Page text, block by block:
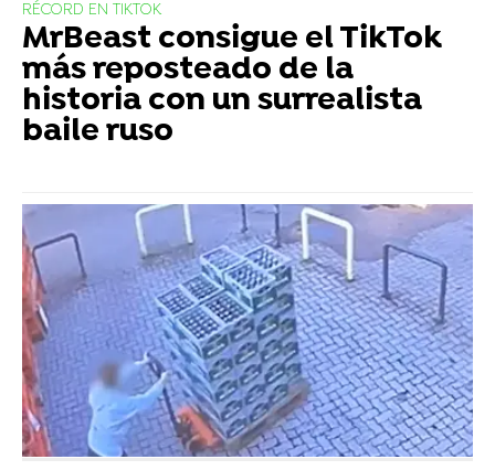
RÉCORD EN TIKTOK
MrBeast consigue el TikTok
más reposteado de la
historia con un surrealista
baile ruso